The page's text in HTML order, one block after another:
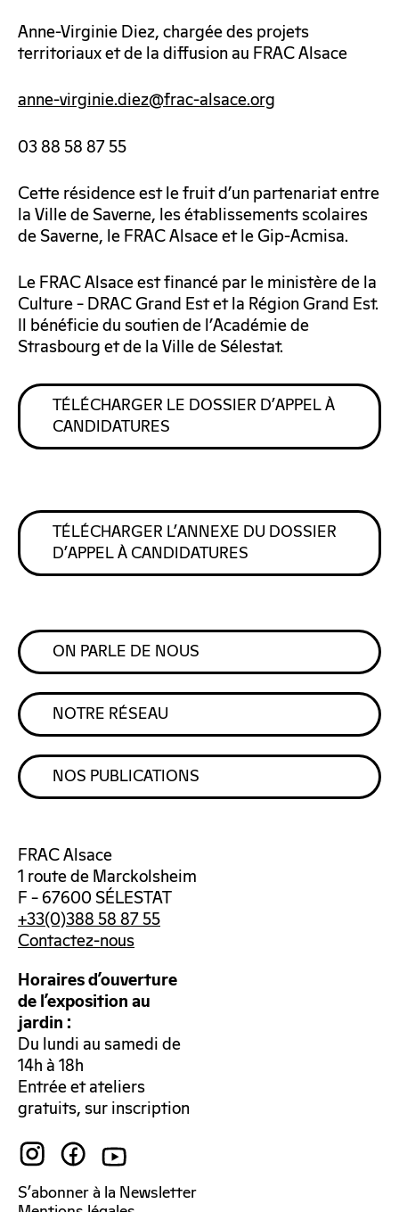
Anne-Virginie Diez, chargée des projets
territoriaux et de la diffusion au FRAC Alsace
anne-virginie.diez@frac-alsace.org
03 88 58 87 55
Cette résidence est le fruit d’un partenariat entre
la Ville de Saverne, les établissements scolaires
de Saverne, le FRAC Alsace et le Gip-Acmisa.
Le FRAC Alsace est financé par le ministère de la
Culture – DRAC Grand Est et la Région Grand Est.
Il bénéficie du soutien de l’Académie de
Strasbourg et de la Ville de Sélestat.
TÉLÉCHARGER LE DOSSIER D’APPEL À
CANDIDATURES
TÉLÉCHARGER L’ANNEXE DU DOSSIER
D’APPEL À CANDIDATURES
ON PARLE DE NOUS
NOTRE RÉSEAU
NOS PUBLICATIONS
FRAC Alsace
1 route de Marckolsheim
F – 67600 SÉLESTAT
+33(0)388 58 87 55
Contactez-nous
Horaires d’ouverture
de l’exposition au
jardin :
Du lundi au samedi de
14h à 18h
Entrée et ateliers
gratuits, sur inscription
S’abonner à la Newsletter